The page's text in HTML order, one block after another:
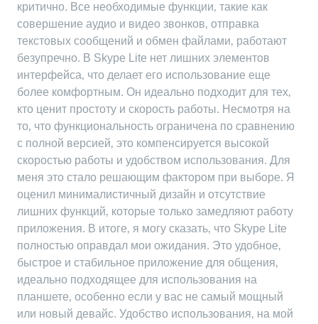
критично. Все необходимые функции‚ такие как
совершение аудио и видео звонков‚ отправка
текстовых сообщений и обмен файлами‚ работают
безупречно. В Skype Lite нет лишних элементов
интерфейса‚ что делает его использование еще
более комфортным. Он идеально подходит для тех‚
кто ценит простоту и скорость работы. Несмотря на
то‚ что функциональность ограничена по сравнению
с полной версией‚ это компенсируется высокой
скоростью работы и удобством использования. Для
меня это стало решающим фактором при выборе. Я
оценил минималистичный дизайн и отсутствие
лишних функций‚ которые только замедляют работу
приложения. В итоге‚ я могу сказать‚ что Skype Lite
полностью оправдал мои ожидания. Это удобное‚
быстрое и стабильное приложение для общения‚
идеально подходящее для использования на
планшете‚ особенно если у вас не самый мощный
или новый девайс. Удобство использования‚ на мой